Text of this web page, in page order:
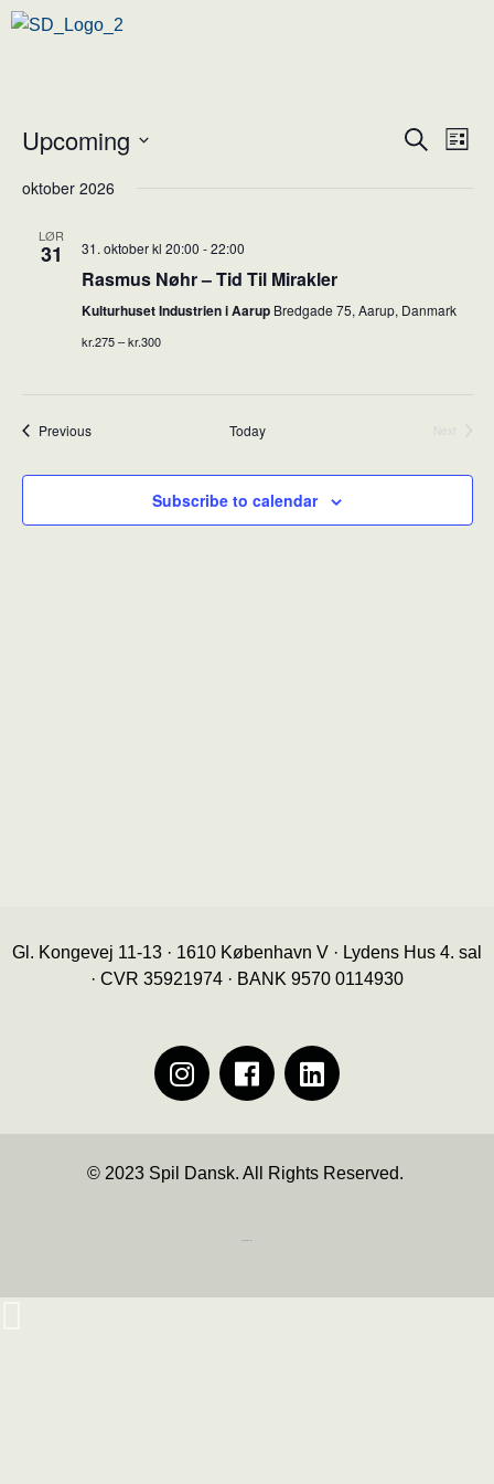
Search
List
Upcoming
date.
oktober 2026
LØR
31 31. oktober kl 20:00 -22:00
Rasmus Nøhr – Tid Til Mirakler
Kulturhuset Industrien i Aarup Bredgade 75, Aarup, Danmark
kr.275 – kr.300
PreviousEvents Today
Subscribe to calendar
Gl. Kongevej 11-13 · 1610 København V · Lydens Hus 4. sal
· CVR 35921974 · BANK 9570 0114930
© 2023 Spil Dansk. All Rights Reserved.